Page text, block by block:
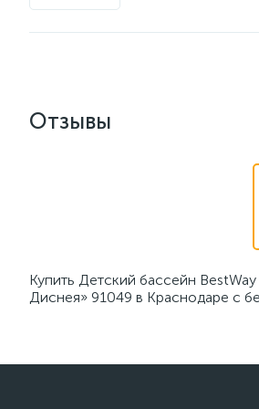
Отзывы
Купить Детский бассейн
Диснея» 91049 в Краснодаре с